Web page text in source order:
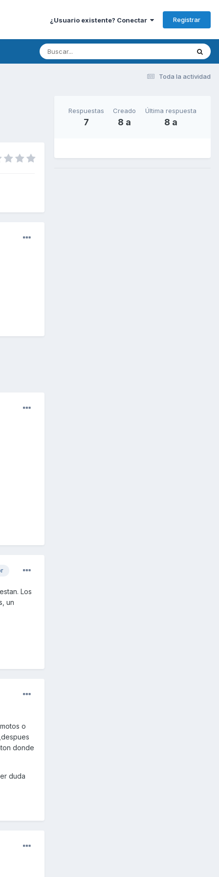
¿Usuario existente? Conectar Registrar
Toda la actividad
Los
un
o
donde
duda
Respuestas
7
Creado
8 a
Última respuesta
8 a